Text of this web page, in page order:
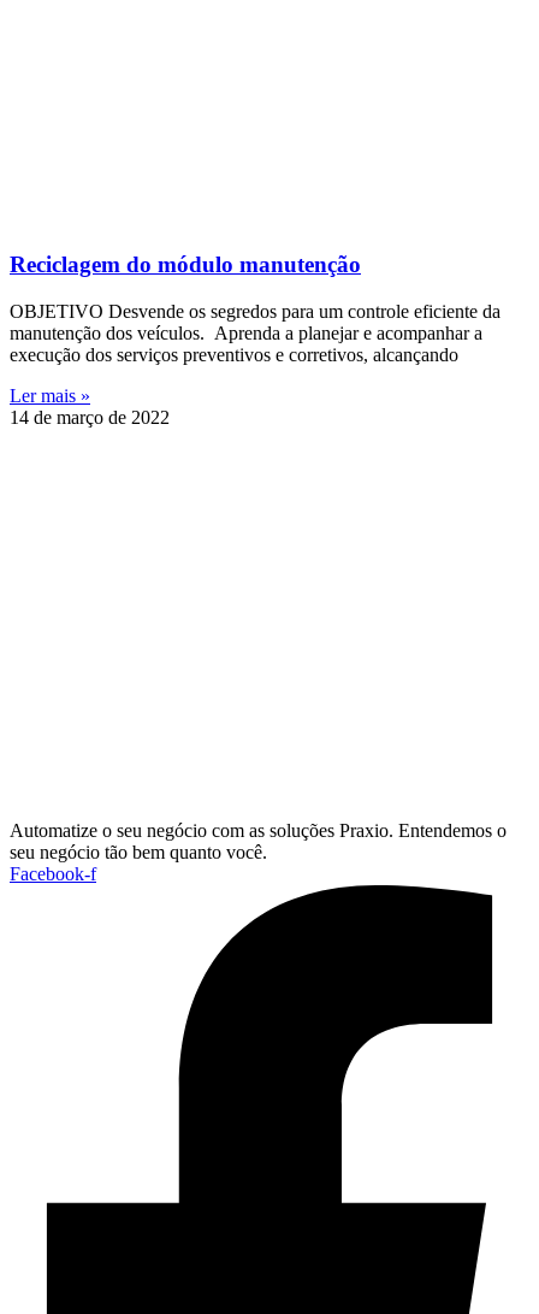
Reciclagem do módulo manutenção
OBJETIVO Desvende os segredos para um controle eficiente da
manutenção dos veículos. Aprenda a planejar e acompanhar a
execução dos serviços preventivos e corretivos, alcançando
Ler mais »
14 de março de 2022
Automatize o seu negócio com as soluções Praxio. Entendemos o
seu negócio tão bem quanto você.
Facebook-f